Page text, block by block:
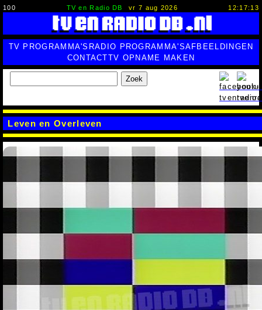
100 TV en Radio DB vr 7 aug 2026 12:17:14
TV PROGRAMMA'S RADIO PROGRAMMA'SAFBEELDINGEN
CONTACTTV OPNAME MAKEN
Zoek
Leven en Overleven